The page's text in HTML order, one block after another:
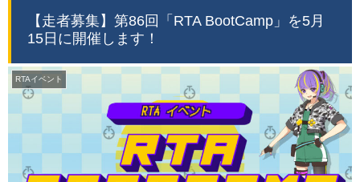
【走者募集】第86回「RTA BootCamp」を5月
15日に開催します！
RTAイベント